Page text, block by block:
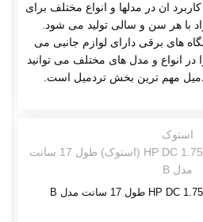
ان در مدلها و انواع مختلف برای
با هر سن و سالی تولید می شود.
های برقی دارای لوازم جانبی می
در انواع و مدل های مختلف می توانید
مهم ترین بخش تردمیل است.
استوک